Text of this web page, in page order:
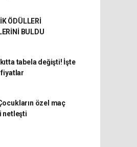
ÖDÜLLERİ
BULDU
tabela değişti! İşte
özel maç
netleşti